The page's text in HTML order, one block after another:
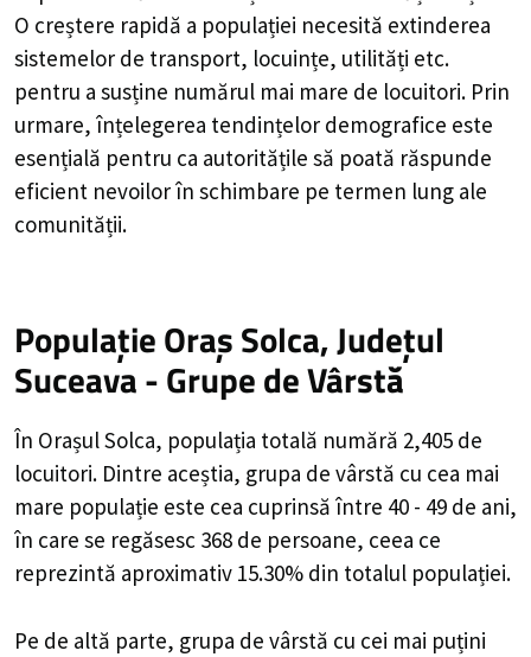
O creștere rapidă a populației necesită extinderea
sistemelor de transport, locuințe, utilități etc.
pentru a susține numărul mai mare de locuitori. Prin
urmare, înțelegerea tendințelor demografice este
esențială pentru ca autoritățile să poată răspunde
eficient nevoilor în schimbare pe termen lung ale
comunității.
Populație Oraș Solca, Județul
Suceava - Grupe de Vârstă
În Orașul Solca, populația totală numără 2,405 de
locuitori. Dintre aceștia, grupa de vârstă cu cea mai
mare populație este cea cuprinsă între 40 - 49 de ani,
în care se regăsesc 368 de persoane, ceea ce
reprezintă aproximativ 15.30% din totalul populației.
Pe de altă parte, grupa de vârstă cu cei mai puțini